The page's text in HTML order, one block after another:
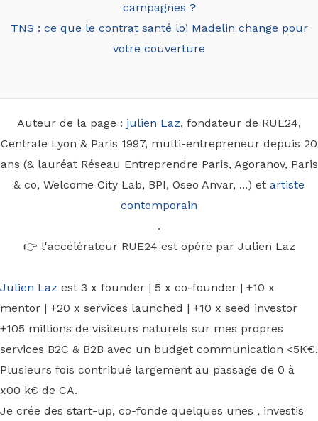
campagnes ?
TNS : ce que le contrat santé loi Madelin change pour
votre couverture
Auteur de la page : julien Laz, fondateur de RUE24,
Centrale Lyon & Paris 1997, multi-entrepreneur depuis 20
ans (& lauréat Réseau Entreprendre Paris, Agoranov, Paris
& co, Welcome City Lab, BPI, Oseo Anvar, ...) et artiste
contemporain
.
👉 l'accélérateur RUE24 est opéré par Julien Laz
Julien Laz est 3 x founder | 5 x co-founder | +10 x
mentor | +20 x services launched | +10 x seed investor
+105 millions de visiteurs naturels sur mes propres
services B2C & B2B avec un budget communication <5K€,
Plusieurs fois contribué largement au passage de 0 à
x00 k€ de CA.
Je crée des start-up, co-fonde quelques unes , investis